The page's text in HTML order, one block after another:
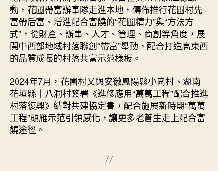
動，花圃帶富辦事隊走進本地，傳佈推行花圃村先
富帶后富、增進配合富饒的“花圃精力”與“方法方
式”，從財產、辦事、人才、管理、商創等角度，展
開中西部地域村落聯創“帶富”舉動，配合打造高東西
的品質成長的村落共富示范樣板。
2024年7月，花圃村又與安徽鳳陽縣小崗村、湖南
花垣縣十八洞村簽署《進修應用“萬萬工程”配合推進
村落復興》結對共建協定書，配合施展新時期“萬萬
工程”頭雁示范引領感化，讓更多老蒼生走上配合富
饒途徑。